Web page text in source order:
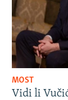
MOST
Vidi li